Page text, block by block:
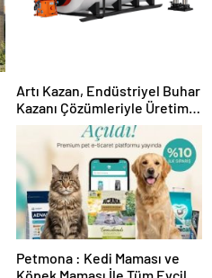
Artı Kazan, Endüstriyel Buhar
Kazanı Çözümleriyle Üretim
Tesislerine Verimli Sistemler
Sunuyor
Petmona : Kedi Maması ve